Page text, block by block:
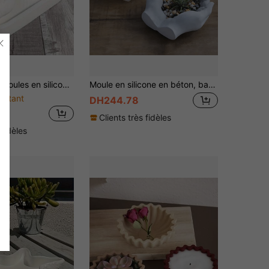
DIY et les plateaux ovales - Facile à démouler pour la résine époxy, le plâtre, les créations en béton - Matériaux de décoration pour la maison
fidèles
Moule en silicone en béton, bac à empreinte de main en forme de pot de fleurs en ciment, plateau pour bijoux, cendrier en plâtre, moule en silicone
DH244.78
Clients très fidèles